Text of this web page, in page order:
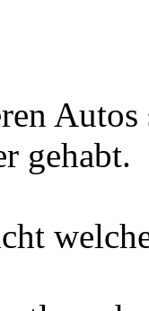
gehabt.